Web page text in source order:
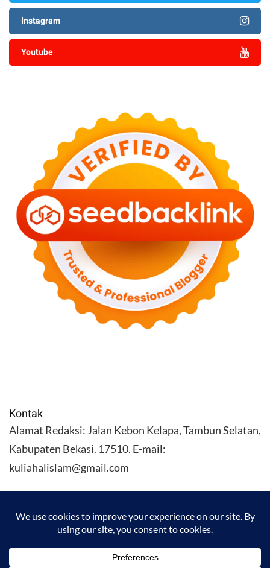
Instagram
Youtube
Kontak
Alamat Redaksi: Jalan Kebon Kelapa, Tambun Selatan,
Kabupaten Bekasi. 17510. E-mail:
kuliahalislam@gmail.com
KULIAHALISLAM.COM Copyright (C) 2026